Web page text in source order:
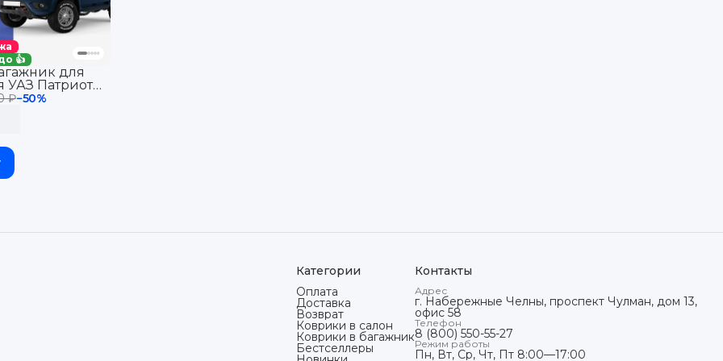
👍
₽−50%
для
УАЗ Патриот
для
Категории
Оплата
Доставка
Возврат
Коврики в салон
Коврики в багажник
Бестселлеры
Контакты
Адрес
г. Набережные Челны, проспект Чулман, дом 13,
офис 58
Телефон
8 (800) 550-55-27
Режим работы
Пн, Вт, Ср, Чт, Пт 8:00—17:00